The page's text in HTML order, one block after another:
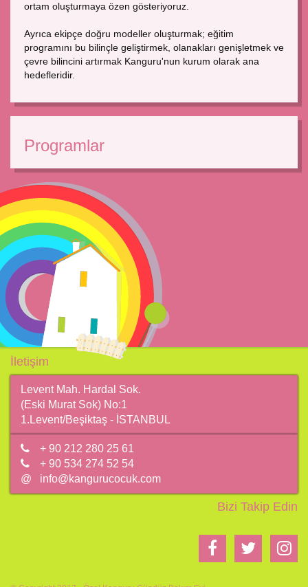
ortam oluşturmaya özen gösteriyoruz.
Ayrıca ekipçe doğru modeller oluşturmak; eğitim
programını bu bilinçle geliştirmek, olanakları genişletmek ve
çevre bilincini artırmak Kanguru'nun kurum olarak ana
hedefleridir.
Programlar
İletişim
Levent Mah. Hardal Sok.
(Eski Murat Sok) No:1
1.Levent/Beşiktaş - İSTANBUL
+ 90 212 280 25 61
+ 90 534 274 52 54
@
info@kangurucocuk.com
Bizi Takip Edin